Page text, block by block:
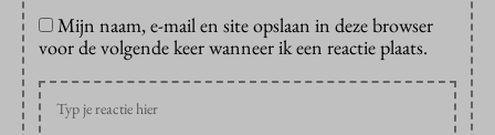
Mijn naam, e-mail en site opslaan in deze browser
voor de volgende keer wanneer ik een reactie plaats.